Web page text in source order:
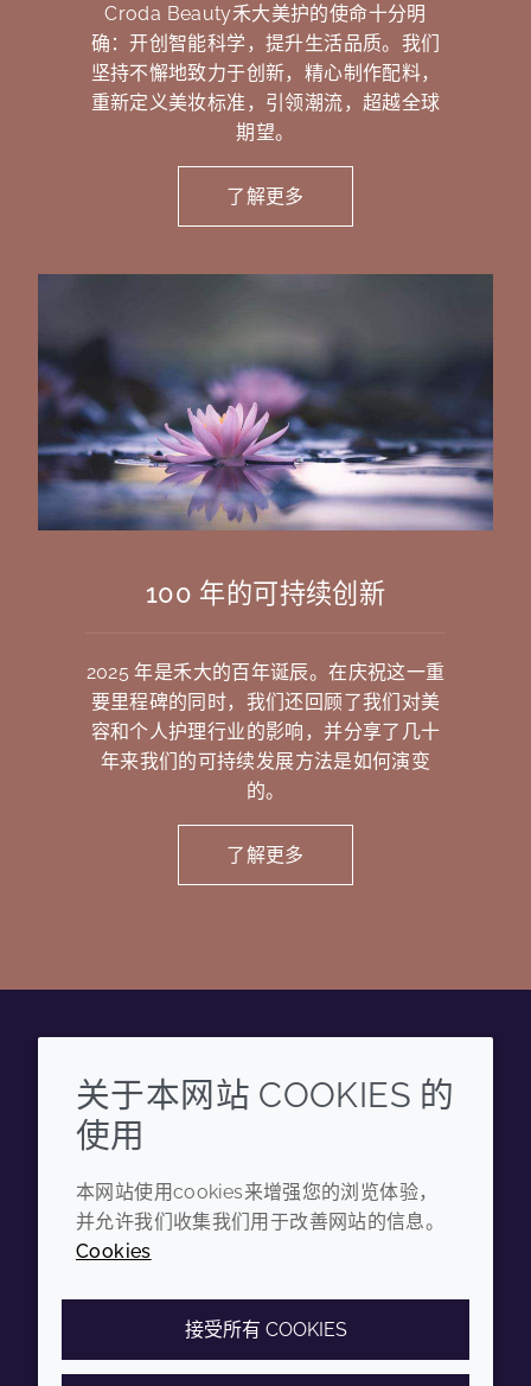
Croda Beauty禾大美护的使命十分明
确：开创智能科学，提升生活品质。我们
坚持不懈地致力于创新，精心制作配料，
重新定义美妆标准，引领潮流，超越全球
期望。
了解更多
100 年的可持续创新
2025 年是禾大的百年诞辰。在庆祝这一重
要里程碑的同时，我们还回顾了我们对美
容和个人护理行业的影响，并分享了几十
年来我们的可持续发展方法是如何演变
的。
了解更多
WechatYouku Zhihu Tiktok
企业
年度报告
可持续发展报告
条款和条件
隐私政策
Cookie政策
关于本网站 COOKIES 的
使用
本网站使用cookies来增强您的浏览体验，
并允许我们收集我们用于改善网站的信息。
Cookies
接受所有 COOKIES